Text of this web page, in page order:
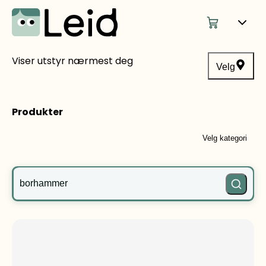
Viser utstyr nærmest deg Velg
Produkter
Velg kategori
Hva leter du etter?